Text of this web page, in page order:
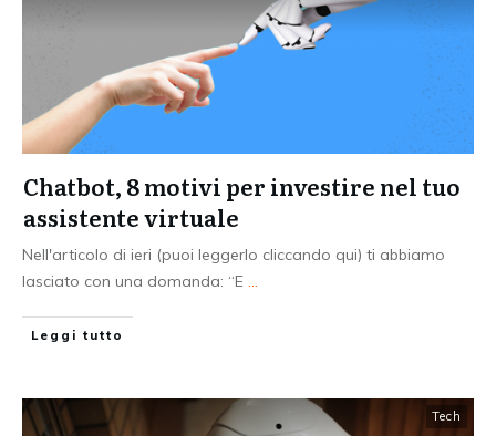
Chatbot, 8 motivi per investire nel tuo
assistente virtuale
Nell'articolo di ieri (puoi leggerlo cliccando qui) ti abbiamo
lasciato con una domanda: “E ...
Leggi tutto
Tech